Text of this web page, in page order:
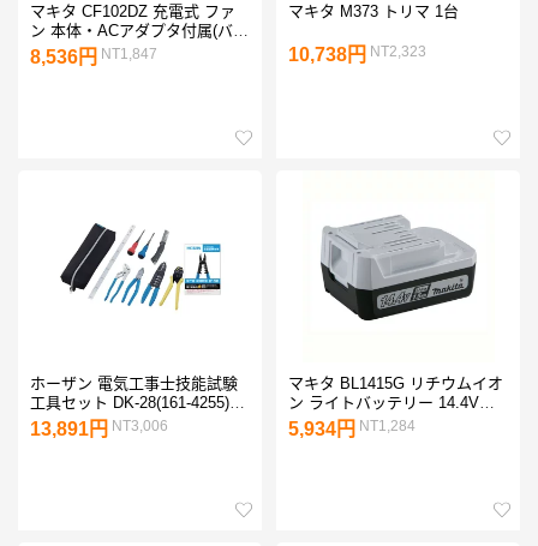
マキタ CF102DZ 充電式 ファ
ン 本体・ACアダプタ付属(バッ
テリ・充電器別売) 青 1台
8,536円 NT1,847
マキタ M373 トリマ 1台
10,738円 NT2,323
ホーザン 電気工事士技能試験
工具セット DK-28(161-4255) 1
セット
13,891円 NT3,006
マキタ BL1415G リチウムイオ
ン ライトバッテリー 14.4V
1.5Ah 1点
5,934円 NT1,284